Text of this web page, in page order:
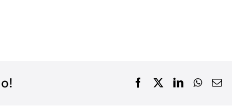
de
FacebookLinkedInWhatsApp
E-